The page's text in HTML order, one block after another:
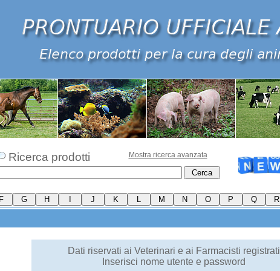
Ricerca prodotti Mostra ricerca avanzata
Dati riservati ai Veterinari e ai Farmacisti registrati
Inserisci nome utente e password